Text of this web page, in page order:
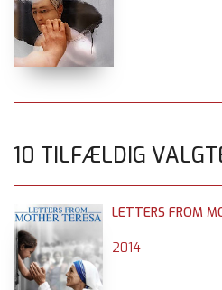
10 TILFÆLDIG
LETTERS FROM
2014